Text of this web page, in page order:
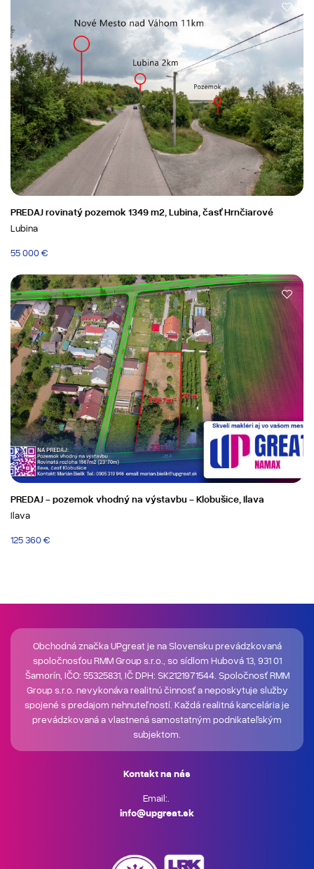
PREDAJ rovinatý pozemok 1349 m2, Lubina, časť Hrnčiarové
Lubina
55 000 €
PREDAJ - pozemok vhodný na výstavbu - Klobušice, Ilava
Ilava
125 360 €
Obchodná značka UPgreat je na Slovensku prevádzkovaná
spoločnosťou RMM Group s.r.o., so sídlom Hubová 13, 931 01
Šamorín, IČO: 55325831, IČ DPH: SK2121971544. Spoločnosť RMM
Group s.r.o. nevykonáva realitnú činnosť a neposkytuje služby
spojené s predajom nehnuteľností. Každá realitná kancelária je
prevádzkovaná a vlastnená samostatným podnikateľským
subjektom.
Kontakt na nás
Email:.
info@upgreat.sk